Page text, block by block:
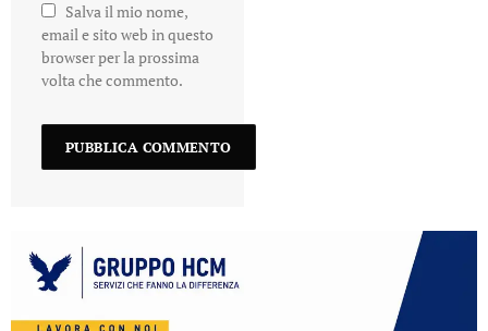
Salva il mio nome,
email e sito web in questo
browser per la prossima
volta che commento.